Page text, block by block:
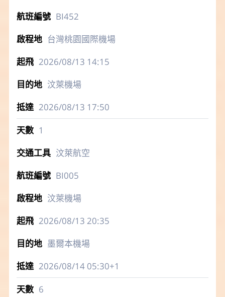
BI452
台灣桃園國際機場
2026/08/13 14:15
汶萊機場
2026/08/13 17:50
1
汶萊航空
BI005
汶萊機場
2026/08/13 20:35
墨爾本機場
2026/08/1405:30+1
6